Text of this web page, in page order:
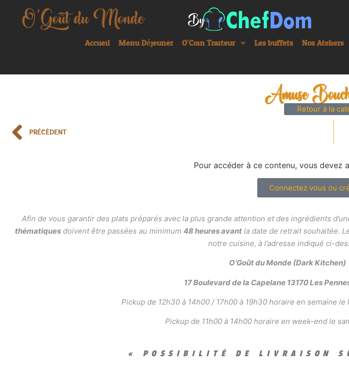
Accueil Menu Déjeuner O’Coin Traiteur Les buffets Nos Ateliers
Amuse
Retour à la
PRÉCÈDENT
Pour accéder à ce contenu, vous devez
Connectez vous ou
Afin de vous garantir des plats préparés avec la plus grande attention et des ingrédients
thématiquesdoivent être passées au minimum 48 heures avantla date de retrait souhaitée.
notre cuisine, à l’adresse indiqué ci-
O’Goût du Monde (Dark Kitchen)
17 Boulevard de la Capelane 13170 Les
Pickup de 12h30 à 14h00 / 17h00 à 19h30 horaire en semaine
Pickup de 11h00 à 14h00 horaire en week-end le
« POSSIBILITÉ DE LIVRAISON